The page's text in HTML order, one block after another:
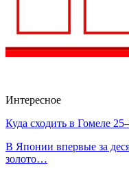
Интересное
Куда сходить в Гомеле
В Японии впервые за
золото…